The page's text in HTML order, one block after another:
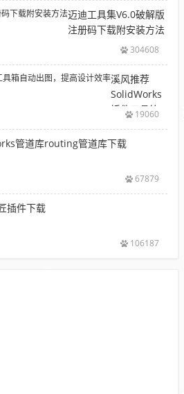
机
械
软
安
包
载
下
载|
型
下
载|
附
件
库
配
迈迪工具集V6.0破解版
注册码下载附安装方法
304608
溪风推荐
SolidWorks
插件工具箱
提高设计效
19060
管道库routing管道库下载
67879
插件下载
106187